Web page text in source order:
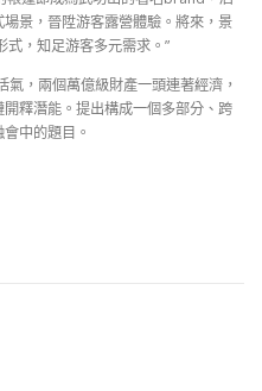
景，晉陞游客露營體驗。將來，景
式，知足游客多元需求。”
氣，兩個萬億級財產一頭連著經濟，
釋潛能。提出構成一個多部分、跨
中的題目。